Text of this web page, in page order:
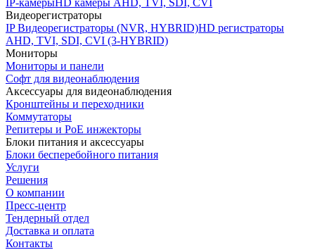
IP-камерыHD камеры AHD, TVI, SDI, CVI
Видеорегистраторы
IP Видеорегистраторы (NVR, HYBRID)HD регистраторы
AHD, TVI, SDI, CVI (3-HYBRID)
Мониторы
Мониторы и панели
Софт для видеонаблюдения
Аксессуары для видеонаблюдения
Кронштейны и переходники
Коммутаторы
Репитеры и PoE инжекторы
Блоки питания и аксессуары
Блоки бесперебойного питания
Услуги
Решения
О компании
Пресс-центр
Тендерный отдел
Доставка и оплата
Контакты